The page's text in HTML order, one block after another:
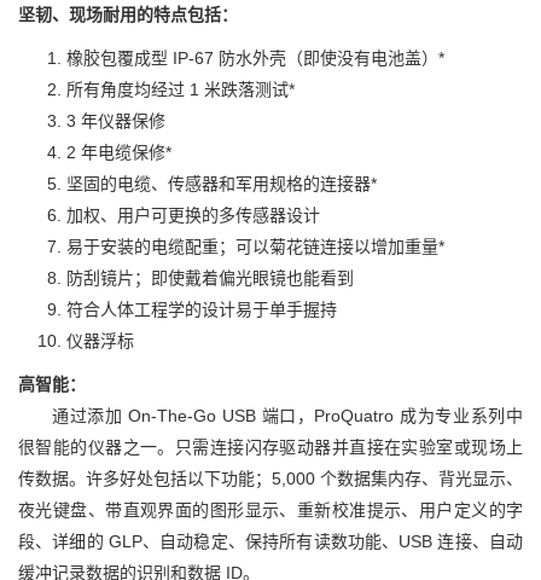
坚韧、现场耐用的特点包括：
橡胶包覆成型 IP-67 防水外壳（即使没有电池盖）*
所有角度均经过 1 米跌落测试*
3 年仪器保修
2 年电缆保修*
坚固的电缆、传感器和军用规格的连接器*
加权、用户可更换的多传感器设计
易于安装的电缆配重；可以菊花链连接以增加重量*
防刮镜片；即使戴着偏光眼镜也能看到
符合人体工程学的设计易于单手握持
仪器浮标
高智能：
通过添加 On-The-Go USB 端口，ProQuatro 成为专业系列中
很智能的仪器之一。只需连接闪存驱动器并直接在实验室或现场上
传数据。许多好处包括以下功能；5,000 个数据集内存、背光显示、
夜光键盘、带直观界面的图形显示、重新校准提示、用户定义的字
段、详细的 GLP、自动稳定、保持所有读数功能、USB 连接、自动
缓冲记录数据的识别和数据 ID。